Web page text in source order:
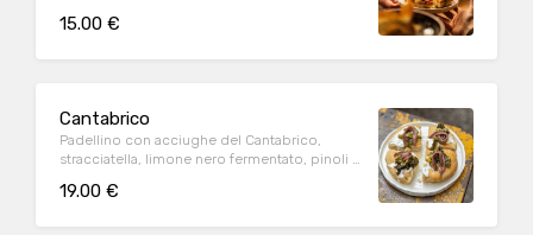
15.00 €
Cantabrico
Padellino con acciughe del Cantabrico,
stracciatella, limone nero fermentato, pinoli e
19.00 €